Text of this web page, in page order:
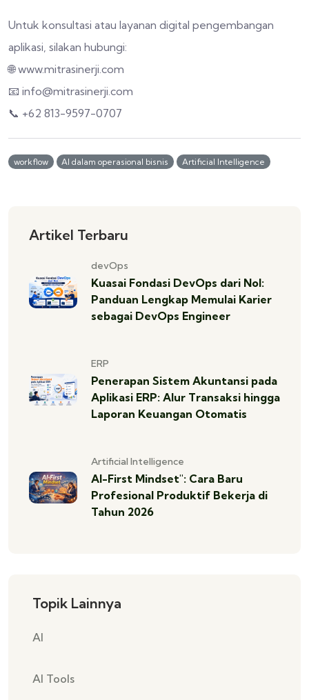
Untuk konsultasi atau layanan digital pengembangan
aplikasi, silakan hubungi:
🌐 www.mitrasinerji.com
📧 info@mitrasinerji.com
📞 +62 813-9597-0707
workflow AI dalam operasional bisnis Artificial Intelligence
Artikel Terbaru
devOps
Kuasai Fondasi DevOps dari Nol:
Panduan Lengkap Memulai Karier
sebagai DevOps Engineer
ERP
Penerapan Sistem Akuntansi pada
Aplikasi ERP: Alur Transaksi hingga
Laporan Keuangan Otomatis
Artificial Intelligence
AI-First Mindset": Cara Baru
Profesional Produktif Bekerja di
Tahun 2026
Topik Lainnya
AI
AI Tools